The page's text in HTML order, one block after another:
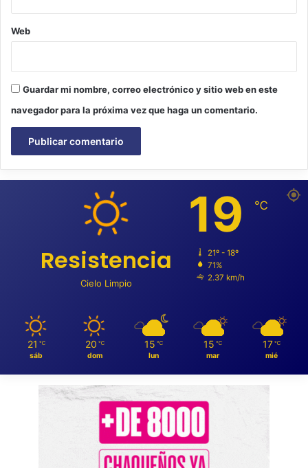
Web
Guardar mi nombre, correo electrónico y sitio web en este
navegador para la próxima vez que haga un comentario.
Resistencia
Cielo Limpio
19 ℃
21º - 18º
71%
2.37 km/h
21 ℃
sáb
20 ℃
dom
15 ℃
lun
15 ℃
mar
17 ℃
mié